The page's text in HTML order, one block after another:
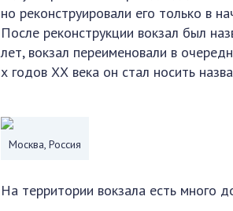
но реконструировали его только в
После реконструкции вокзал был
лет, вокзал переименовали в
х годов ХХ века он стал носить
Москва, Россия
На территории вокзала есть много